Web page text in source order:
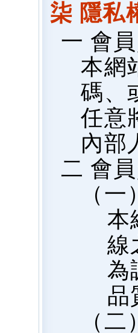
柒 隱私
一 會
本網
碼、
任意
內部
二 會
（
本
線
為
品
（